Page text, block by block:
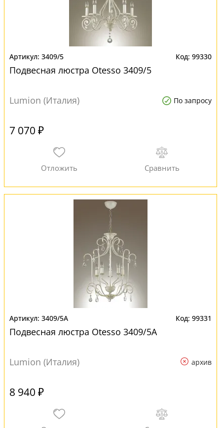
3409/5 99330
Подвесная люстра Otesso 3409/5
Lumion (Италия) По запросу
7 070 ₽
3409/5A 99331
Подвесная люстра Otesso 3409/5A
Lumion (Италия) архив
8 940 ₽